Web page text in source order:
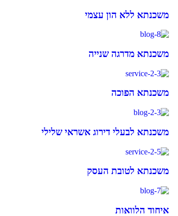
משכנתא ללא הון עצמי
משכנתא מדרגה שנייה
משכנתא הפוכה
משכנתא לבעלי דירוג אשראי שלילי
משכנתא לטובת העסק
איחוד הלוואות